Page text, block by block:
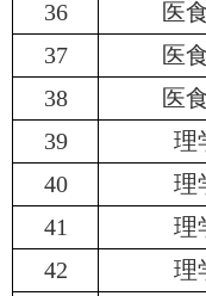
36
医
37
医
38
医
39
理
40
理
41
理
42
理